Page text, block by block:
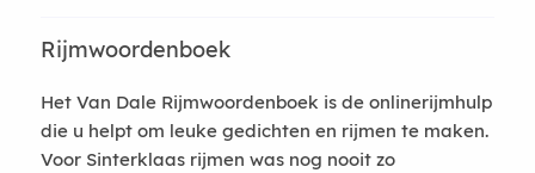
Rijmwoordenboek
Het Van Dale Rijmwoordenboek is de onlinerijmhulp
die u helpt om leuke gedichten en rijmen te maken.
Voor Sinterklaas rijmen was nog nooit zo